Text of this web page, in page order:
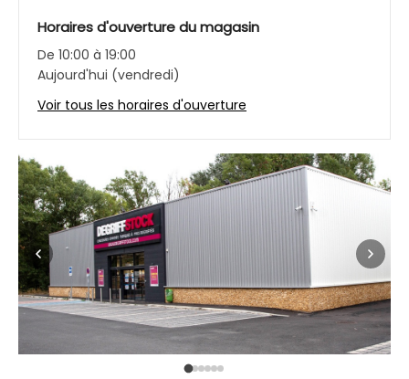
Horaires d'ouverture du magasin
De 10:00 à 19:00
Aujourd'hui (vendredi)
Voir tous les horaires d'ouverture